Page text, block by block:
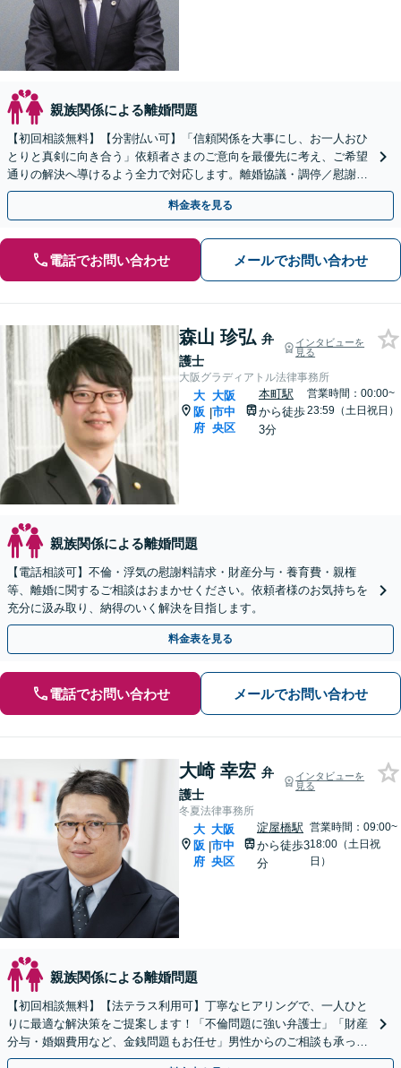
親族関係による離婚問題
【初回相談無料】【分割払い可】「信頼関係を大事にし、お一人おひ
とりと真剣に向き合う」依頼者さまのご意向を最優先に考え、ご希望
通りの解決へ導けるよう全力で対応します。離婚協議・調停／慰謝料
／財産分与／親権／養育費／面会交流【休日・夜間面談可】
料金表を見る
電話でお問い合わせ メールでお問い合わせ
森山 珍弘 弁
護士
インタビューを
見る
大阪グラディアトル法律事務所
大
阪
府
|
大阪
市中
央区
本町駅
から徒歩
3分
営業時間：00:00~
23:59（土日祝日）
親族関係による離婚問題
【電話相談可】不倫・浮気の慰謝料請求・財産分与・養育費・親権
等、離婚に関するご相談はおまかせください。依頼者様のお気持ちを
充分に汲み取り、納得のいく解決を目指します。
料金表を見る
電話でお問い合わせ メールでお問い合わせ
大崎 幸宏 弁
護士
インタビューを
見る
冬夏法律事務所
大
阪
府
|
大阪
市中
央区
淀屋橋駅
から徒歩3
分
営業時間：09:00~
18:00（土日祝
日）
親族関係による離婚問題
【初回相談無料】【法テラス利用可】丁寧なヒアリングで、一人ひと
りに最適な解決策をご提案します！「不倫問題に強い弁護士」「財産
分与・婚姻費用など、金銭問題もお任せ」男性からのご相談も承って
おります【夜間・休日面談可】【淀屋橋駅・北浜駅5分】